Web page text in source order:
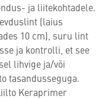
ja liitekohtadele.
(laius
10 cm), suru lint
ja kontrolli, et see
lihvige ja/või
tasandusseguga.
Keraprimer